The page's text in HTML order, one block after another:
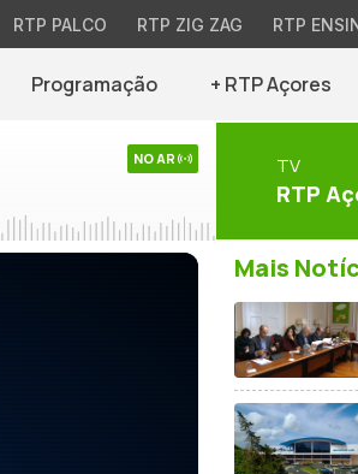
RTP PALCO RTP ZIG ZAG RTP
Programação + RTP Açores
NO AR TV
RTP
Mais